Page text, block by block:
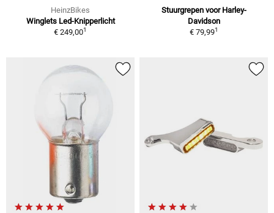
HeinzBikes
Winglets Led-Knipperlicht
€ 249,001
Stuurgrepen voor Harley-
Davidson
€ 79,991